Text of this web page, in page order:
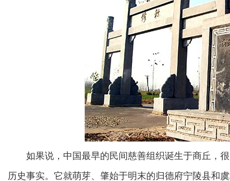
如果说，中国最早的民间慈善组织诞生于商丘，很
历史事实。它就萌芽、肇始于明末的归德府宁陵县和